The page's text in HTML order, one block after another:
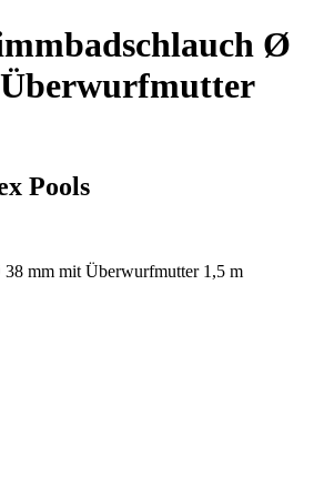
Ø
Pools
mm mit Überwurfmutter 1,5 m